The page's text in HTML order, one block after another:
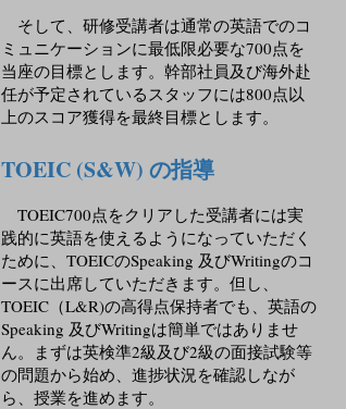
そして、研修受講者は通常の英語でのコ
ミュニケーションに最低限必要な700点を
当座の目標とします。幹部社員及び海外赴
任が予定されているスタッフには800点以
上のスコア獲得を最終目標とします。
TOEIC (S&W) の指導
TOEIC700点をクリアした受講者には実
践的に英語を使えるようになっていただく
ために、TOEICのSpeaking 及びWritingのコ
ースに出席していただきます。但し、
TOEIC（L&R)の高得点保持者でも、英語の
Speaking 及びWritingは簡単ではありませ
ん。まずは英検準2級及び2級の面接試験等
の問題から始め、進捗状況を確認しなが
ら、授業を進めます。